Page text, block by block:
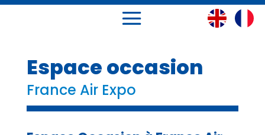
Espace occasion
France Air Expo